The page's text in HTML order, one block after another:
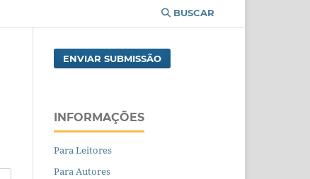
BUSCAR
ENVIAR SUBMISSÃO
INFORMAÇÕES
Para Leitores
Para Autores